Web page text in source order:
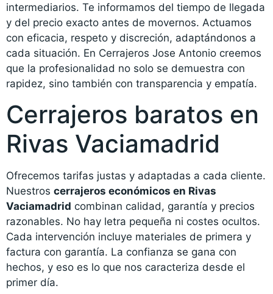
intermediarios. Te informamos del tiempo de llegada
y del precio exacto antes de movernos. Actuamos
con eficacia, respeto y discreción, adaptándonos a
cada situación. En Cerrajeros Jose Antonio creemos
que la profesionalidad no solo se demuestra con
rapidez, sino también con transparencia y empatía.
Cerrajeros baratos en
Rivas Vaciamadrid
Ofrecemos tarifas justas y adaptadas a cada cliente.
Nuestros cerrajeros económicos en Rivas
Vaciamadrid combinan calidad, garantía y precios
razonables. No hay letra pequeña ni costes ocultos.
Cada intervención incluye materiales de primera y
factura con garantía. La confianza se gana con
hechos, y eso es lo que nos caracteriza desde el
primer día.